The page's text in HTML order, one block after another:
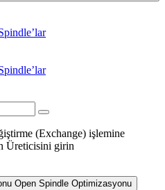
(Exchange) işlemine
Üreticisini girin
Open Spindle Optimizasyonu